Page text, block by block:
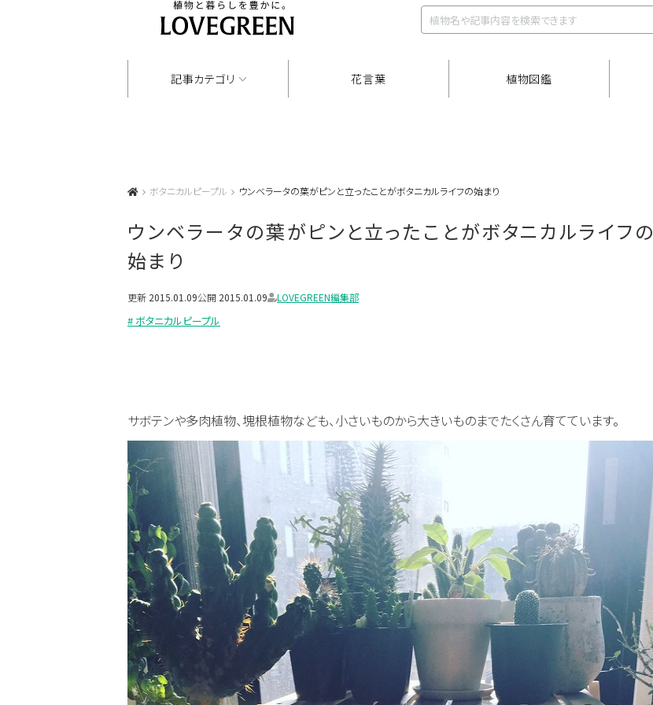
記事カテゴリ 花言葉 植物図鑑
ボタニカルピープル ウンベラータの葉がピンと立ったことがボタニカルライフの始まり
ウンベラータの葉がピンと立ったことがボタニカルライフの
始まり
更新 2015.01.09公開 2015.01.09 LOVEGREEN編集部
# ボタニカルピープル
サボテンや多肉植物、塊根植物なども、小さいものから大きいものまでたくさん育てています。